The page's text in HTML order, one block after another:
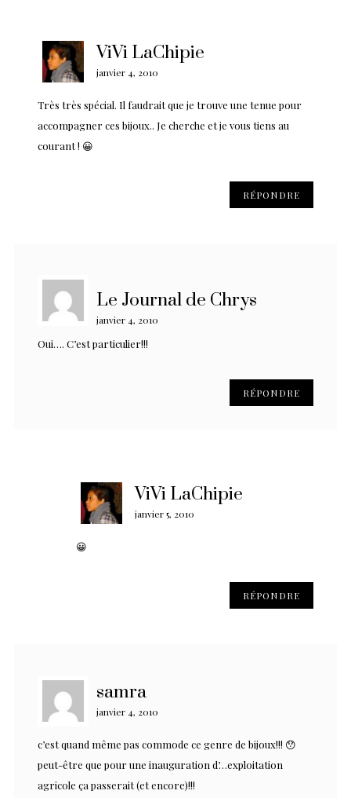
ViVi LaChipie
janvier 4, 2010
Très très spécial. Il faudrait que je trouve une tenue pour
accompagner ces bijoux.. Je cherche et je vous tiens au
courant ! 😀
RÉPONDRE
Le Journal de Chrys
janvier 4, 2010
Oui…. C’est particulier!!!
RÉPONDRE
ViVi LaChipie
janvier 5, 2010
😀
RÉPONDRE
samra
janvier 4, 2010
c’est quand même pas commode ce genre de bijoux!!! 😯
peut-être que pour une inauguration d’…exploitation
agricole ça passerait (et encore)!!!